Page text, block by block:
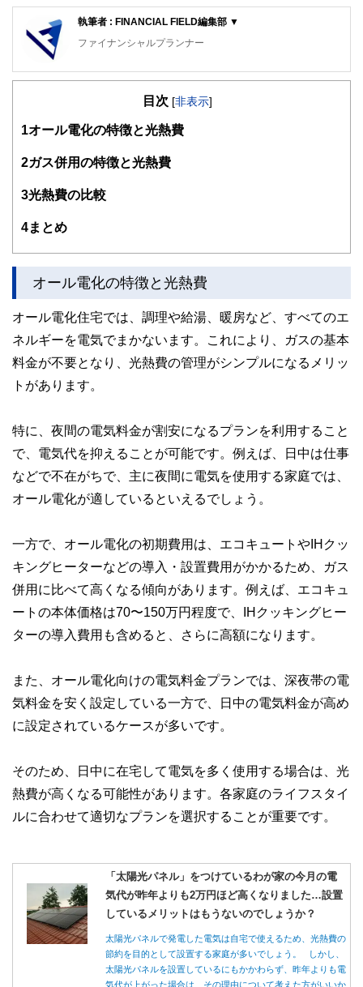
執筆者 : FINANCIAL FIELD編集部 ▼
ファイナンシャルプランナー
FinancialField編集部は、金融、経済に関する記事を、日々
知識がない方でも理解できるようわかりやすく発信していま
得者を中心に「お金や暮らし」に関する書籍・雑誌の編集経
験者で構成され、企画立案から記事掲載まですべての工程に
かしく感じられる年金や税金、相続、保険、ローンなどの話
をわかりやすく発信している点です。
執筆者・監修者による執筆体制を築くことで、内容のわかり
やすさはもちろんのこと、読み応えのあるコンテンツと確か
な情報発信を実現しています。
目次 [非表示]
1 オール電化の特徴と光熱費
2ガス併用の特徴と光熱費
3光熱費の比較
4まとめ
オール電化の特徴と光熱費
オール電化住宅では、調理や給湯、暖房など、すべてのエ
ネルギーを電気でまかないます。これにより、ガスの基本
料金が不要となり、光熱費の管理がシンプルになるメリッ
トがあります。
特に、夜間の電気料金が割安になるプランを利用すること
で、電気代を抑えることが可能です。例えば、日中は仕事
などで不在がちで、主に夜間に電気を使用する家庭では、
オール電化が適しているといえるでしょう。
一方で、オール電化の初期費用は、エコキュートやIHクッ
キングヒーターなどの導入・設置費用がかかるため、ガス
併用に比べて高くなる傾向があります。例えば、エコキュ
ートの本体価格は70〜150万円程度で、IHクッキングヒー
ターの導入費用も含めると、さらに高額になります。
また、オール電化向けの電気料金プランでは、深夜帯の電
気料金を安く設定している一方で、日中の電気料金が高め
に設定されているケースが多いです。
そのため、日中に在宅して電気を多く使用する場合は、光
熱費が高くなる可能性があります。各家庭のライフスタイ
ルに合わせて適切なプランを選択することが重要です。
「太陽光パネル」をつけているわが家の今月の電
気代が昨年よりも2万円ほど高くなりました…設置
しているメリットはもうないのでしょうか？
太陽光パネルで発電した電気は自宅で使えるため、光熱費の
節約を目的として設置する家庭が多いでしょう。 しかし、
太陽光パネルを設置しているにもかかわらず、昨年よりも電
気代が上がった場合は、その理由について考えた方がいいか